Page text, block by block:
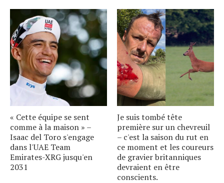
« Cette équipe se sent
comme à la maison » –
Isaac del Toro s'engage
dans l'UAE Team
Emirates-XRG jusqu'en
2031
Je suis tombé tête
première sur un chevreuil
– c'est la saison du rut en
ce moment et les coureurs
de gravier britanniques
devraient en être
conscients.